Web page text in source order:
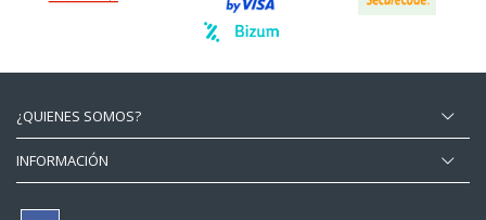
¿QUIENES SOMOS?
INFORMACIÓN